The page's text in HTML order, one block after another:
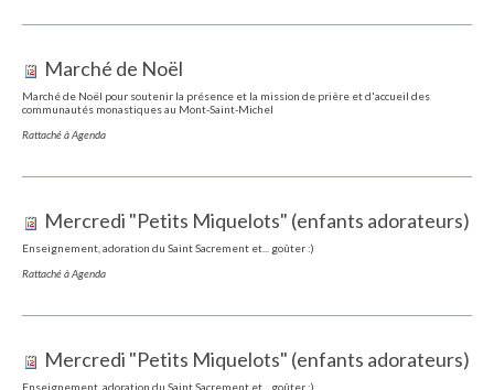
Marché de Noël
Marché de Noël pour soutenir la présence et la mission de prière et d'accueil des
communautés monastiques au Mont-Saint-Michel
Rattaché àAgenda
Mercredi "Petits Miquelots" (enfants adorateurs)
Enseignement, adoration du Saint Sacrement et... goûter :)
Rattaché àAgenda
Mercredi "Petits Miquelots" (enfants adorateurs)
Enseignement, adoration du Saint Sacrement et... goûter :)